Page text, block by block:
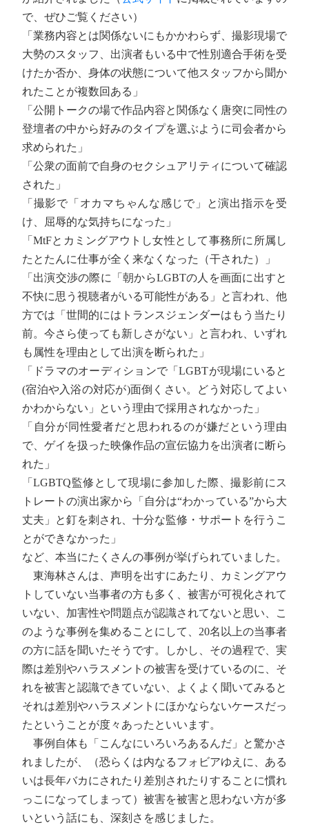
で、ぜひご覧ください）
「業務内容とは関係ないにもかかわらず、撮影現場で
大勢のスタッフ、出演者もいる中で性別適合手術を受
けたか否か、身体の状態について他スタッフから聞か
れたことが複数回ある」
「公開トークの場で作品内容と関係なく唐突に同性の
登壇者の中から好みのタイプを選ぶように司会者から
求められた」
「公衆の面前で自身のセクシュアリティについて確認
された」
「撮影で「オカマちゃんな感じで」と演出指示を受
け、屈辱的な気持ちになった」
「MtFとカミングアウトし女性として事務所に所属し
たとたんに仕事が全く来なくなった（干された）」
「出演交渉の際に「朝からLGBTの人を画面に出すと
不快に思う視聴者がいる可能性がある」と言われ、他
方では「世間的にはトランスジェンダーはもう当たり
前。今さら使っても新しさがない」と言われ、いずれ
も属性を理由として出演を断られた」
「ドラマのオーディションで「LGBTが現場にいると
(宿泊や入浴の対応が)面倒くさい。どう対応してよい
かわからない」という理由で採用されなかった」
「自分が同性愛者だと思われるのが嫌だという理由
で、ゲイを扱った映像作品の宣伝協力を出演者に断ら
れた」
「LGBTQ監修として現場に参加した際、撮影前にス
トレートの演出家から「自分は“わかっている”から大
丈夫」と釘を刺され、十分な監修・サポートを行うこ
とができなかった」
など、本当にたくさんの事例が挙げられていました。
東海林さんは、声明を出すにあたり、カミングアウ
トしていない当事者の方も多く、被害が可視化されて
いない、加害性や問題点が認識されてないと思い、こ
のような事例を集めることにして、20名以上の当事者
の方に話を聞いたそうです。しかし、その過程で、実
際は差別やハラスメントの被害を受けているのに、そ
れを被害と認識できていない、よくよく聞いてみると
それは差別やハラスメントにほかならないケースだっ
たということが度々あったといいます。
事例自体も「こんなにいろいろあるんだ」と驚かさ
れましたが、（恐らくは内なるフォビアゆえに、ある
いは長年バカにされたり差別されたりすることに慣れ
っこになってしまって）被害を被害と思わない方が多
いという話にも、深刻さを感じました。